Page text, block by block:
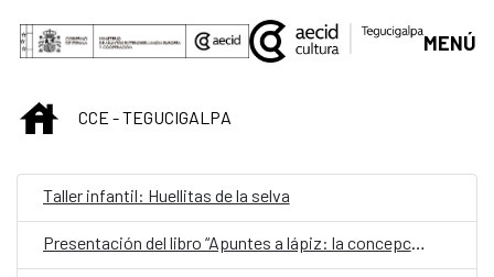
Saltar al contenido principal
MENÚ
INICIOCCE - TEGUCIGALPA
Taller infantil: Huellitas de la selva
Presentación del libro “Apuntes a lápiz: la concepción estética de Pablo Zelaya Sierra”